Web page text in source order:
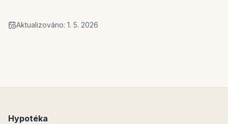
Aktualizováno: 1. 5. 2026
Hypotéka